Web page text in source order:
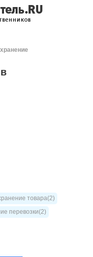
товара(2)
перевозки(2)